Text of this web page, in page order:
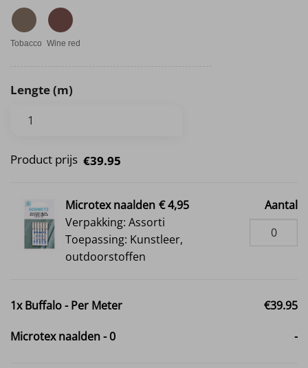
Tobacco Wine red
Lengte (m)
Product prijs €39.95
Microtex naalden € 4,95
Verpakking: Assorti
Toepassing: Kunstleer,
outdoorstoffen
Aantal
1xBuffalo - Per Meter €39.95
Microtex naalden-0 -